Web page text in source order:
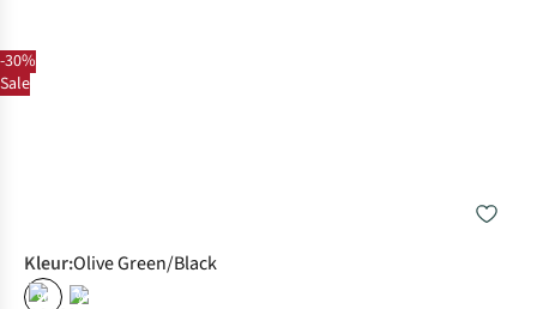
-30%
Sale
Kleur:Olive Green/Black
% %